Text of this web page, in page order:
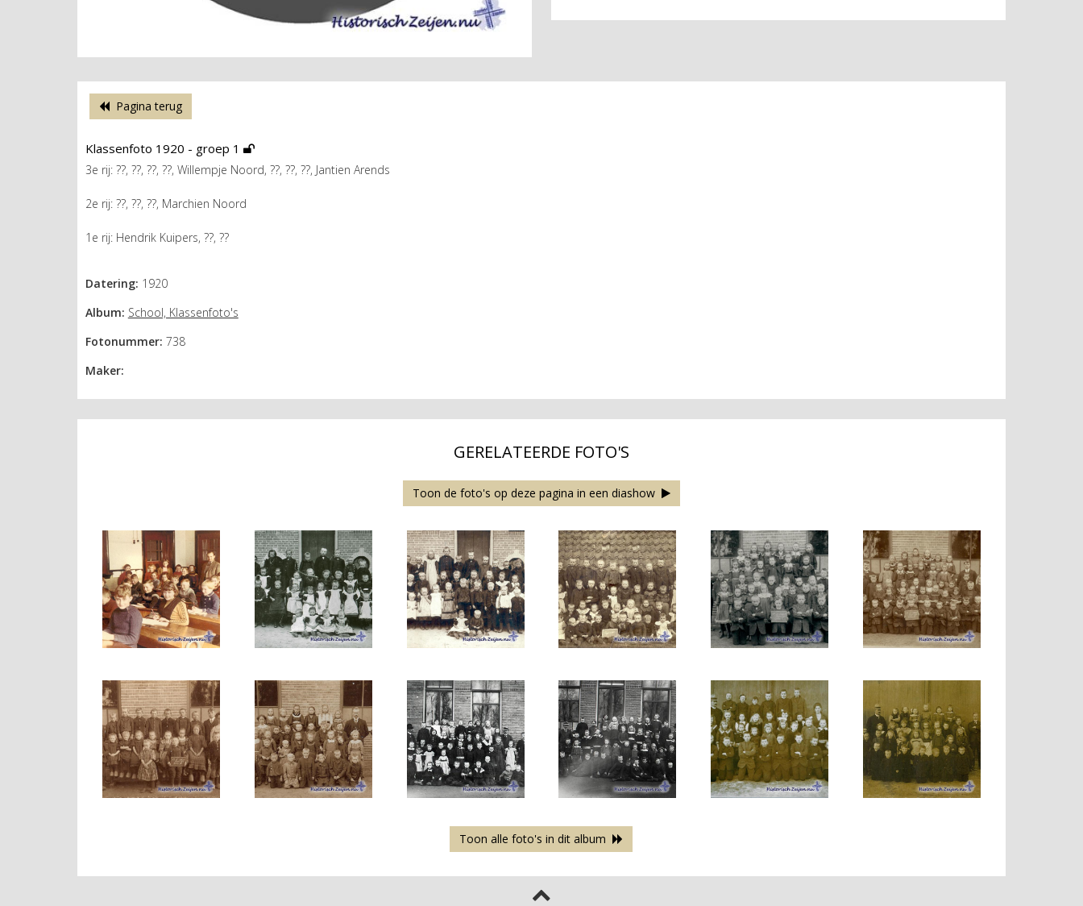
Pagina terug
Klassenfoto 1920 - groep 1
3e rij: ??, ??, ??, ??, Willempje Noord, ??, ??, ??, Jantien Arends
2e rij: ??, ??, ??, Marchien Noord
1e rij: Hendrik Kuipers, ??, ??
Datering: 1920
Album: School, Klassenfoto's
Fotonummer: 738
Maker:
GERELATEERDE FOTO'S
Toon de foto's op deze pagina in een diashow
Toon alle foto's in dit album